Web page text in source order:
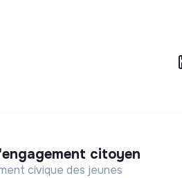
citoyen
civique des jeunes